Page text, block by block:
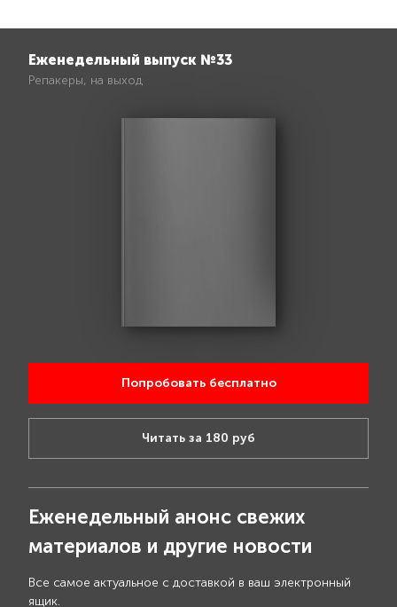
Еженедельный выпуск №33
Репакеры, на выход
Попробовать бесплатно
Читать за 180 руб
Еженедельный анонс свежих
материалов и другие новости
Все самое актуальное с доставкой в ваш электронный
ящик.